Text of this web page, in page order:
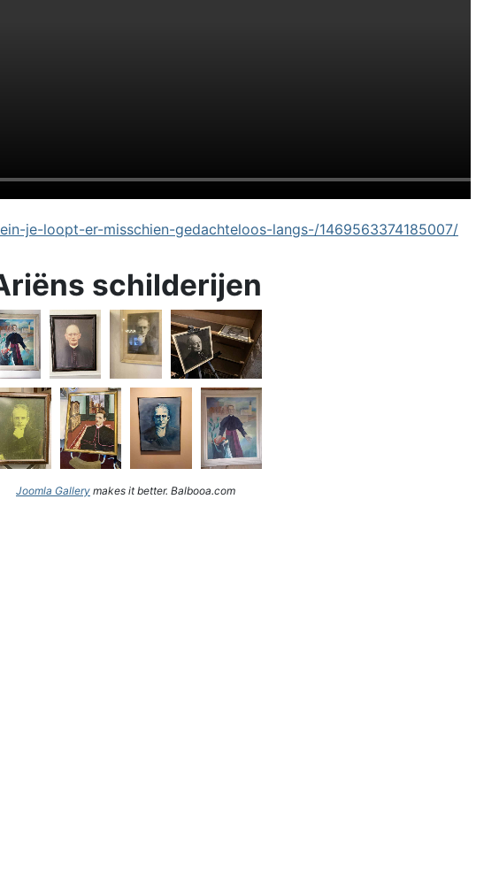
je-loopt-er-misschien-gedachteloos-langs-/1469563374185007/
schilderijen
Joomla Gallery makes it better. Balbooa.com